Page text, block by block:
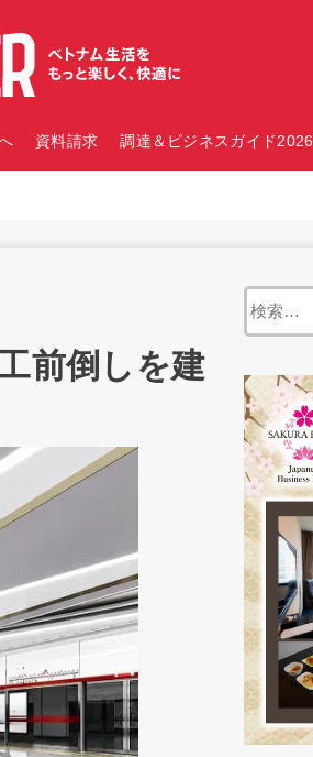
資料請求 調達＆ビジネスガイド2026
前倒しを建